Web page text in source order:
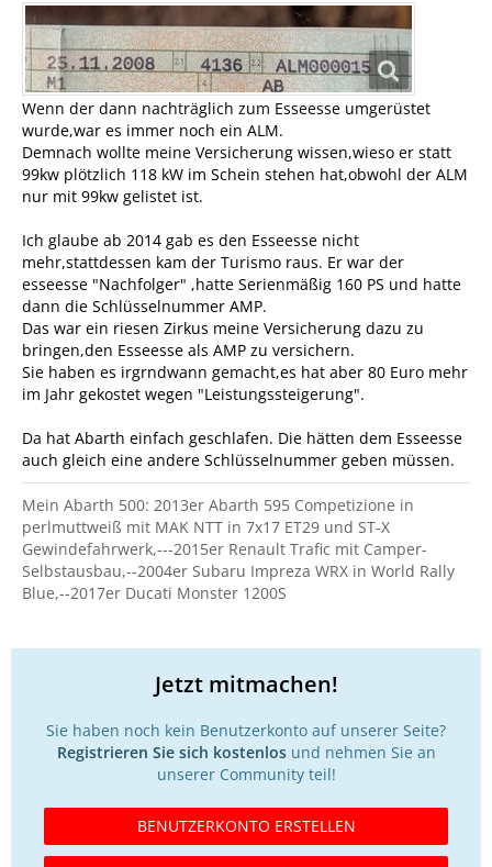
Wenn der dann nachträglich zum Esseesse umgerüstet
wurde,war es immer noch ein ALM.
Demnach wollte meine Versicherung wissen,wieso er statt
99kw plötzlich 118 kW im Schein stehen hat,obwohl der ALM
nur mit 99kw gelistet ist.
Ich glaube ab 2014 gab es den Esseesse nicht
mehr,stattdessen kam der Turismo raus. Er war der
esseesse "Nachfolger" ,hatte Serienmäßig 160 PS und hatte
dann die Schlüsselnummer AMP.
Das war ein riesen Zirkus meine Versicherung dazu zu
bringen,den Esseesse als AMP zu versichern.
Sie haben es irgrndwann gemacht,es hat aber 80 Euro mehr
im Jahr gekostet wegen "Leistungssteigerung".
Da hat Abarth einfach geschlafen. Die hätten dem Esseesse
auch gleich eine andere Schlüsselnummer geben müssen.
Mein Abarth 500: 2013er Abarth 595 Competizione in
perlmuttweiß mit MAK NTT in 7x17 ET29 und ST-X
Gewindefahrwerk,---2015er Renault Trafic mit Camper-
Selbstausbau,--2004er Subaru Impreza WRX in World Rally
Blue,--2017er Ducati Monster 1200S
Jetzt mitmachen!
Sie haben noch kein Benutzerkonto auf unserer Seite?
Registrieren Sie sich kostenlosund nehmen Sie an
unserer Community teil!
BENUTZERKONTO ERSTELLEN